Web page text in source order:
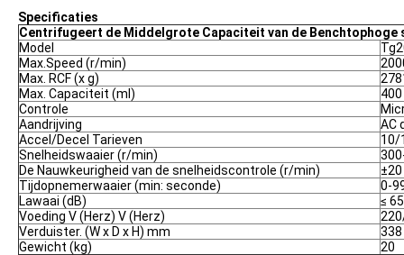
Specificaties
Centrifugeert de Middelgrote Capaciteit van de Benchtophoge
Model
Max.Speed (r/min)
Max. RCF (x g)
Max. Capaciteit (ml)
400
Controle
Aandrijving
AC
Accel/Decel Tarieven
10/
Snelheidswaaier (r/min)
De Nauwkeurigheid van de snelheidscontrole (r/min)
±20
Tijdopnemerwaaier (min: seconde)
0-
Lawaai (dB)
≤ 65
Voeding V (Herz) V (Herz)
Verduister. (W x D x H) mm
338
Gewicht (kg)
20